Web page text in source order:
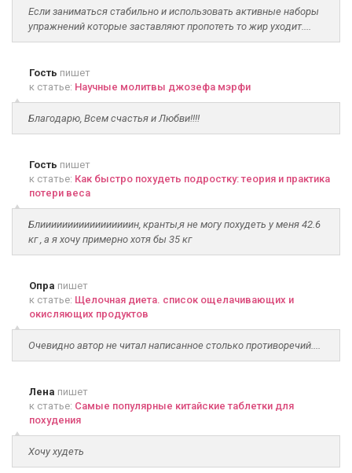
Если заниматься стабильно и использовать активные наборы
упражнений которые заставляют пропотеть то жир уходит....
Гость пишет
к статье: Научные молитвы джозефа мэрфи
Благодарю, Всем счастья и Любви!!!!
Гость пишет
к статье: Как быстро похудеть подростку: теория и практика
потери веса
Блииииииииииииииииин, кранты,я не могу похудеть у меня 42.6
кг , а я хочу примерно хотя бы 35 кг
Опра пишет
к статье: Щелочная диета. список ощелачивающих и
окисляющих продуктов
Очевидно автор не читал написанное столько противоречий....
Лена пишет
к статье: Самые популярные китайские таблетки для
похудения
Хочу худеть